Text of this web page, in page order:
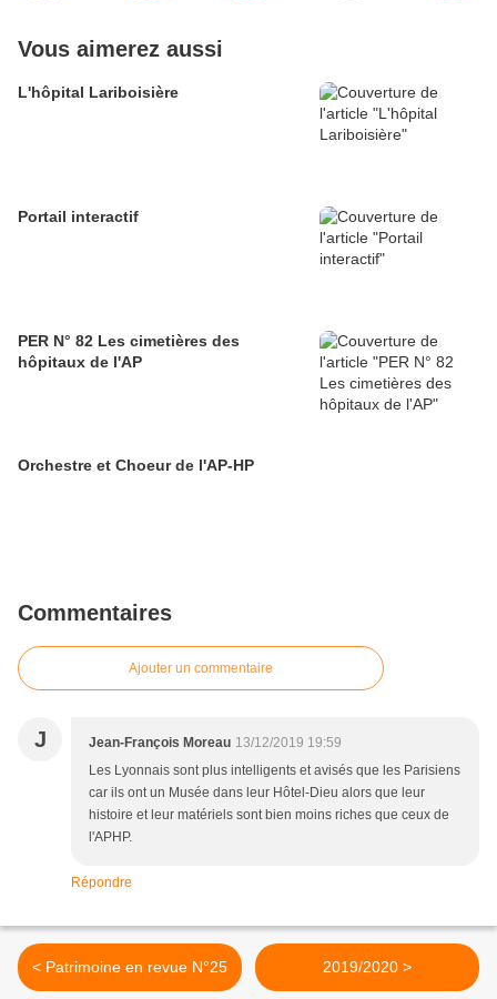
Vous aimerez aussi
L'hôpital Lariboisière
Portail interactif
PER N° 82 Les cimetières des
hôpitaux de l'AP
Orchestre et Choeur de l'AP-HP
Commentaires
Ajouter un commentaire
J Jean-François Moreau 13/12/2019 19:59
Les Lyonnais sont plus intelligents et avisés que les Parisiens
car ils ont un Musée dans leur Hôtel-Dieu alors que leur
histoire et leur matériels sont bien moins riches que ceux de
l'APHP.
Répondre
< Patrimoine en revue N°25 2019/2020 >